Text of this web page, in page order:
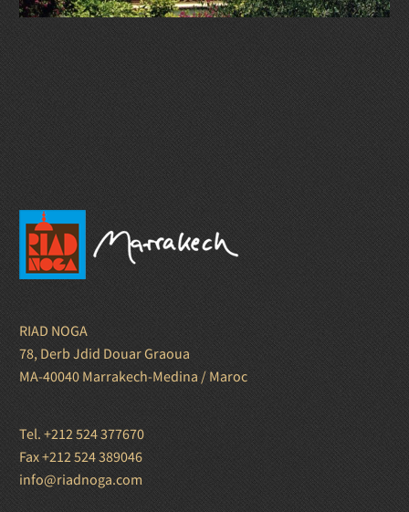
RIAD NOGA
78, Derb Jdid Douar Graoua
MA-40040 Marrakech-Medina / Maroc
Tel. +212 524 377670
Fax +212 524 389046
info@riadnoga.com